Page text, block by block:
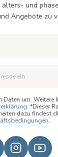
und
Angebote zu
um. Weitere
. *Dieser
dazu findest
.